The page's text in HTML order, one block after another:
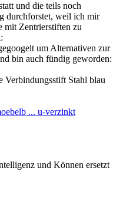
und die teils noch
durchforstet, weil ich mir
mit Zentrierstiften zu
um Alternativen zur
bin auch fündig geworden:
Verbindungsstift Stahl blau
... u-verzinkt
und Können ersetzt